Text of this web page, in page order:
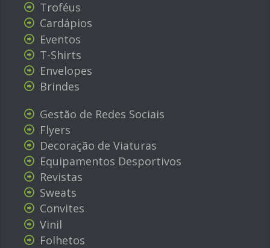
Troféus
Cardápios
Eventos
T-Shirts
Envelopes
Brindes
Gestão de Redes Sociais
Flyers
Decoração de Viaturas
Equipamentos Desportivos
Revistas
Sweats
Convites
Vinil
Folhetos